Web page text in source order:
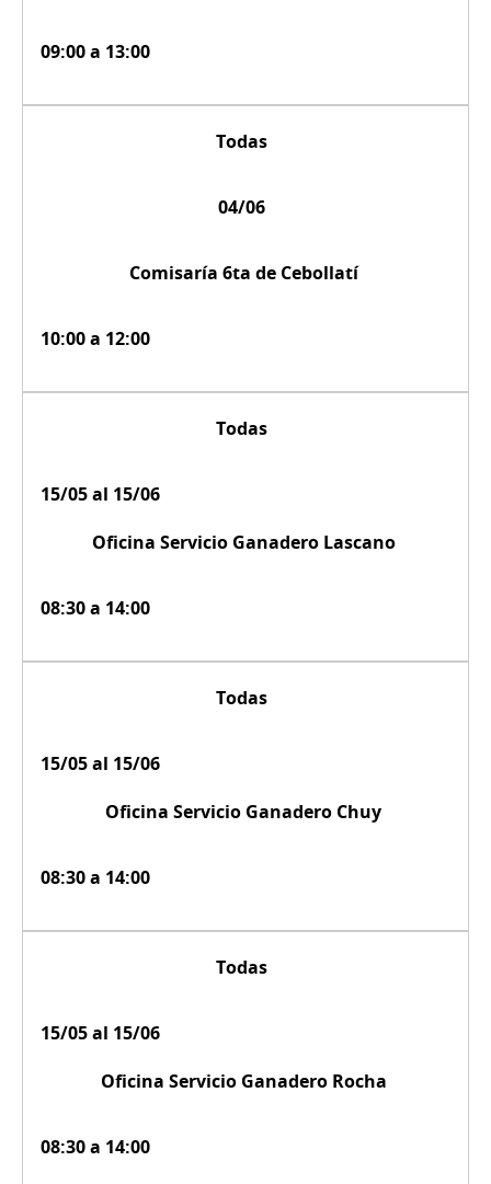
09:00 a 13:00
Todas
04/06
Comisaría 6ta de Cebollatí
10:00 a 12:00
Todas
15/05 al 15/06
Oficina Servicio Ganadero Lascano
08:30 a 14:00
Todas
15/05 al 15/06
Oficina Servicio Ganadero Chuy
08:30 a 14:00
Todas
15/05 al 15/06
Oficina Servicio Ganadero Rocha
08:30 a 14:00